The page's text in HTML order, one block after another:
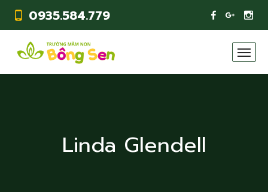
0935.584.779
Linda Glendell